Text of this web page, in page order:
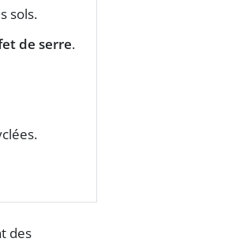
sols.
de serre.
des